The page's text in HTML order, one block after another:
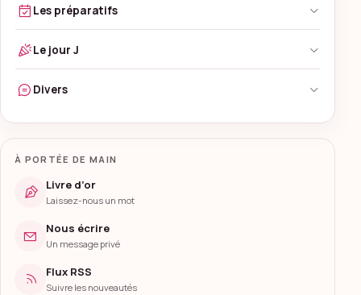
Les préparatifs
Le jour J
Divers
À PORTÉE DE MAIN
Livre d’or
Laissez-nous un mot
Nous écrire
Un message privé
Flux RSS
Suivre les nouveautés